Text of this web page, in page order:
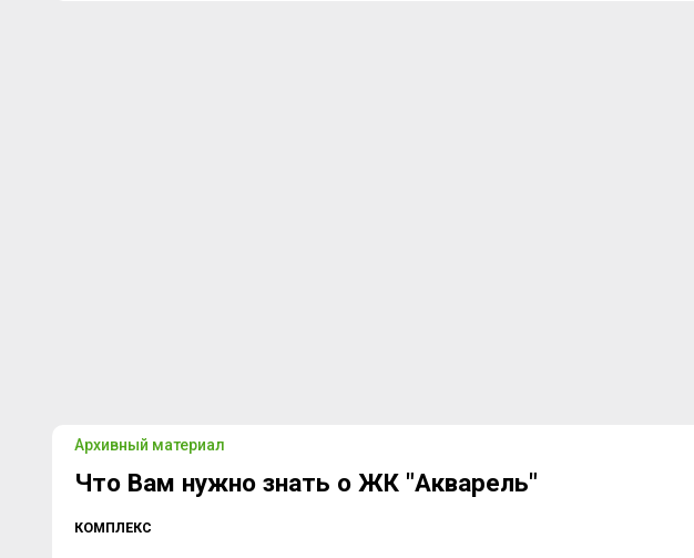
Архивный материал
Что Вам нужно знать о ЖК "Акварель"
КОМПЛЕКС